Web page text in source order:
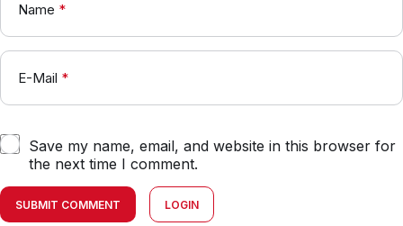
Name *
E-Mail *
Save my name, email, and website in this browser for
the next time I comment.
SUBMIT COMMENT LOGIN